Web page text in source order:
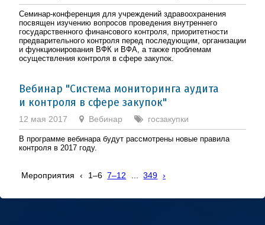
Семинар-конференция для учреждений здравоохранения
посвящен изучению вопросов проведения внутреннего
государственного финансового контроля, приоритетности
предварительного контроля перед последующим, организации
и функционирования ВФК и ВФА, а также проблемам
осуществления контроля в сфере закупок.
Вебинар "Система мониторинга аудита
и контроля в сфере закупок"
12 мая 2017 Вебинар госзакупки
В программе вебинара будут рассмотрены новые правила
контроля в 2017 году.
Мероприятия ‹ 1–6 7–12 349 ›